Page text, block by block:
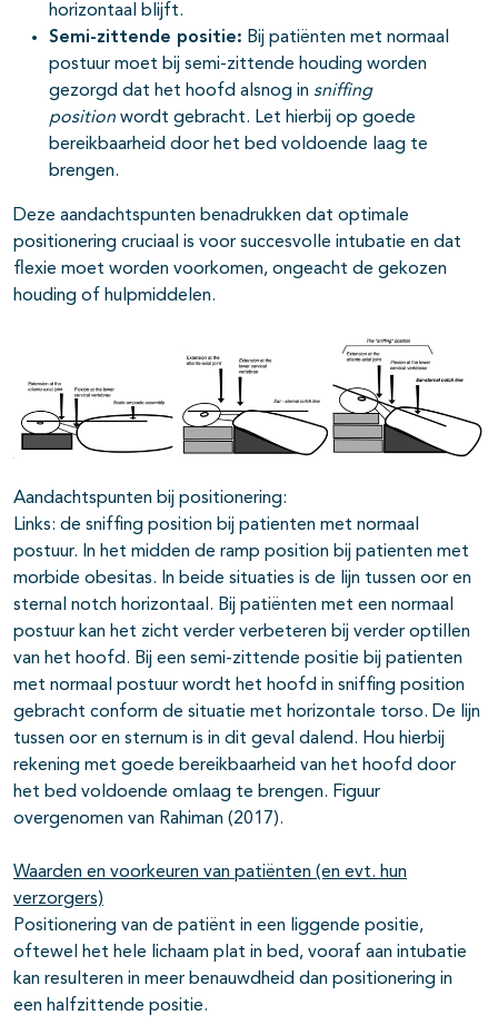
horizontaal blijft.
Semi-zittende positie: Bij patiënten met normaal
postuur moet bij semi-zittende houding worden
gezorgd dat het hoofd alsnog in sniffing
position wordt gebracht. Let hierbij op goede
bereikbaarheid door het bed voldoende laag te
brengen.
Deze aandachtspunten benadrukken dat optimale
positionering cruciaal is voor succesvolle intubatie en dat
flexie moet worden voorkomen, ongeacht de gekozen
houding of hulpmiddelen.
Aandachtspunten bij positionering:
Links: de sniffing position bij patienten met normaal
postuur. In het midden de ramp position bij patienten met
morbide obesitas. In beide situaties is de lijn tussen oor en
sternal notch horizontaal. Bij patiënten met een normaal
postuur kan het zicht verder verbeteren bij verder optillen
van het hoofd. Bij een semi-zittende positie bij patienten
met normaal postuur wordt het hoofd in sniffing position
gebracht conform de situatie met horizontale torso. De lijn
tussen oor en sternum is in dit geval dalend. Hou hierbij
rekening met goede bereikbaarheid van het hoofd door
het bed voldoende omlaag te brengen. Figuur
overgenomen van Rahiman (2017).
Waarden en voorkeuren van patiënten (en evt. hun
verzorgers)
Positionering van de patiënt in een liggende positie,
oftewel het hele lichaam plat in bed, vooraf aan intubatie
kan resulteren in meer benauwdheid dan positionering in
een halfzittende positie.